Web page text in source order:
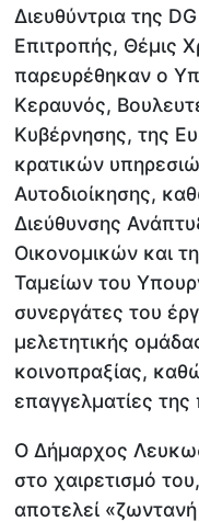
Διευθύντρια της
Επιτροπής, Θέμις
παρευρέθηκαν ο
Κεραυνός,
Κυβέρνησης, της
κρατικών
Αυτοδιοίκησης,
Διεύθυνσης
Οικονομικών και
Ταμείων του
συνεργάτες του
μελετητικής
κοινοπραξίας,
επαγγελματίες της
Ο Δήμαρχος
στο χαιρετισμό
αποτελεί